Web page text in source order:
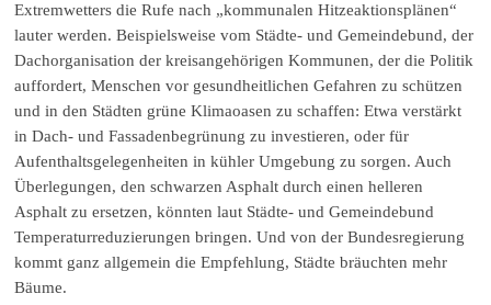
Extremwetters die Rufe nach „kommunalen Hitzeaktionsplänen“
lauter werden. Beispielsweise vom Städte- und Gemeindebund, der
Dachorganisation der kreisangehörigen Kommunen, der die Politik
auffordert, Menschen vor gesundheitlichen Gefahren zu schützen
und in den Städten grüne Klimaoasen zu schaffen: Etwa verstärkt
in Dach- und Fassadenbegrünung zu investieren, oder für
Aufenthaltsgelegenheiten in kühler Umgebung zu sorgen. Auch
Überlegungen, den schwarzen Asphalt durch einen helleren
Asphalt zu ersetzen, könnten laut Städte- und Gemeindebund
Temperaturreduzierungen bringen. Und von der Bundesregierung
kommt ganz allgemein die Empfehlung, Städte bräuchten mehr
Bäume.